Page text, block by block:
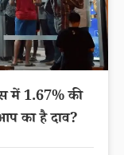
में 1.67% की
का है दाव?